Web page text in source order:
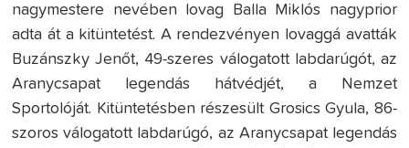
nagymestere nevében lovag Balla Miklós nagyprior
adta át a kitüntetést. A rendezvényen lovaggá avatták
Buzánszky Jenőt, 49-szeres válogatott labdarúgót, az
Aranycsapat legendás hátvédjét, a Nemzet
Sportolóját. Kitüntetésben részesült Grosics Gyula, 86-
szoros válogatott labdarúgó, az Aranycsapat legendás